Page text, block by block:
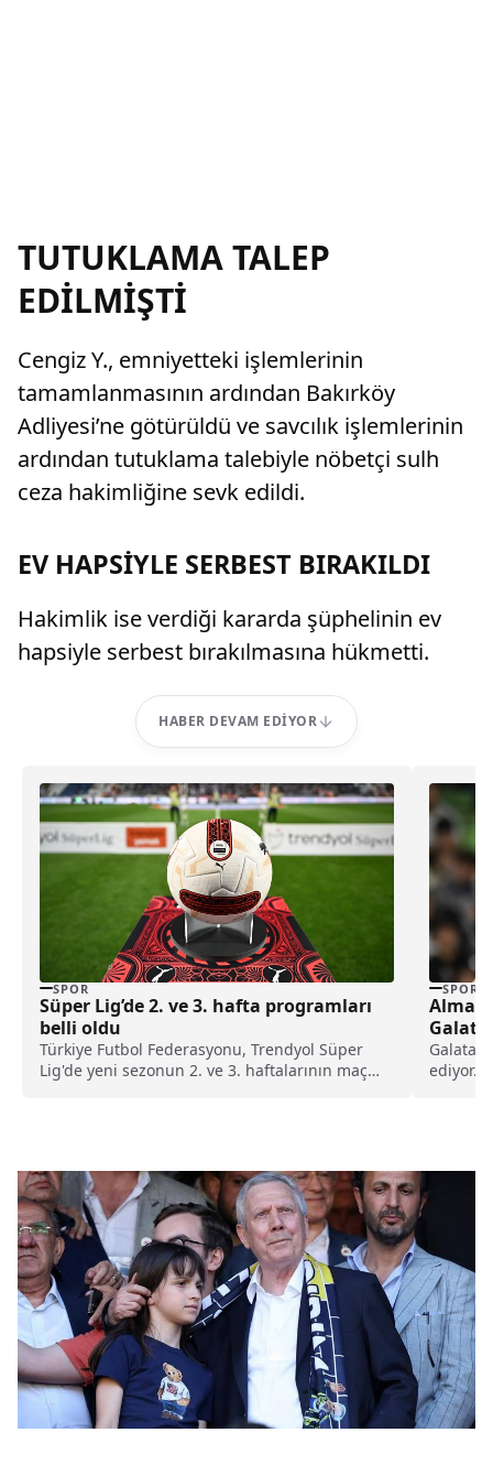
TUTUKLAMA TALEP
EDİLMİŞTİ
Cengiz Y., emniyetteki işlemlerinin
tamamlanmasının ardından Bakırköy
Adliyesi’ne götürüldü ve savcılık işlemlerinin
ardından tutuklama talebiyle nöbetçi sulh
ceza hakimliğine sevk edildi.
EV HAPSİYLE SERBEST BIRAKILDI
Hakimlik ise verdiği kararda şüphelinin ev
hapsiyle serbest bırakılmasına hükmetti.
HABER DEVAM EDIYOR
SPOR
Süper Lig’de 2. ve 3. hafta programları
belli oldu
Türkiye Futbol Federasyonu, Trendyol Süper
Lig'de yeni sezonun 2. ve 3. haftalarının maç
SPOR
ediyor.
yıldız